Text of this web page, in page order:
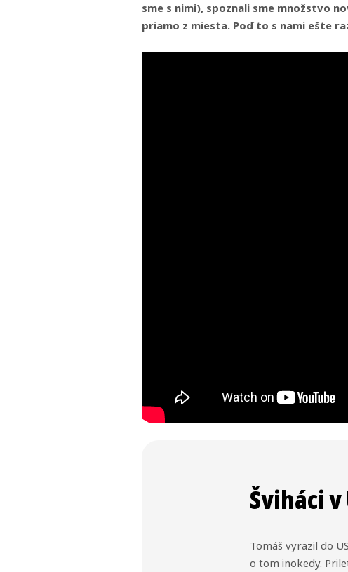
sme s nimi), spoznali sme množstvo
priamo z miesta. Poď to s nami ešte
Šviháci v
Tomáš vyrazil do
o tom inokedy.